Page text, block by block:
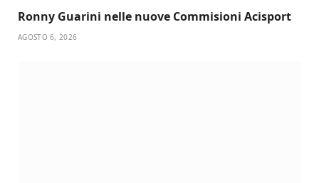
Ronny Guarini nelle nuove Commisioni Acisport
AGOSTO 6, 2026